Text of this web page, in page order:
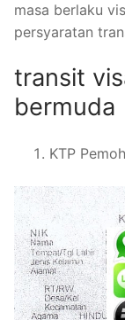
masa berlaku
persyaratan
transit
bermuda
KTP